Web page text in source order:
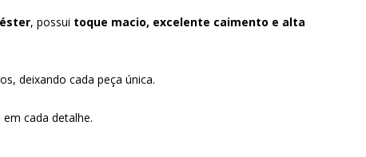
, possui toque macio, excelente caimento e alta
deixando cada peça única.
cada detalhe.